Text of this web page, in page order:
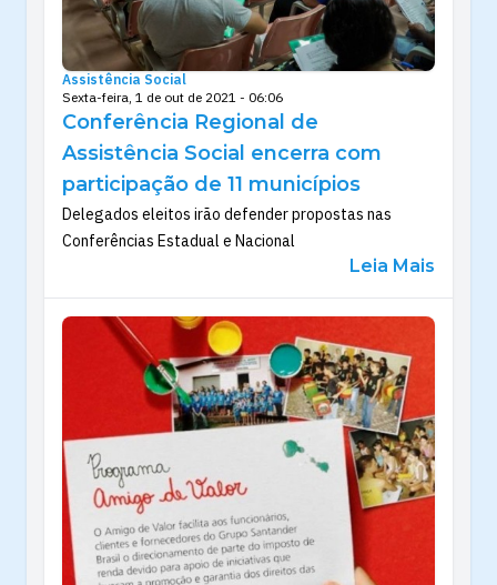
Assistência Social
Sexta-feira, 1 de out de 2021 - 06:06
Conferência Regional de
Assistência Social encerra com
participação de 11 municípios
Delegados eleitos irão defender propostas nas
Conferências Estadual e Nacional
Leia Mais